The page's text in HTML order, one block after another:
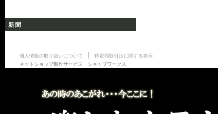
新聞
個人情報の取り扱いについて
特定商取引法に関する表示
ネットショップ制作サービス ショップワークス